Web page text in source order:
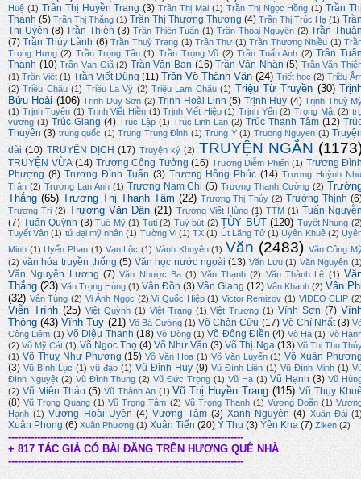
Huệ (1) Trần Thị Huyền Trang (3) Trần Thị Mai (1) Trần Thị Ngọc Hồng (1) Trần
Thanh (5) Trần Thị Thắng (1) Trần Thị Thương Thương (4) Trần Thị Trúc Hạ (1)
Thị Uyên (8) Trần Thiện (3) Trần Thiện Tuấn (1) Trần Thoại Nguyên (2) Trần
(7) Trần Thúy Lành (6) Trần Thuỳ Trang (1) Trần Thư (1) Trần Thương Nhiều (1)
Trọng Hưng (2) Trần Trọng Tân (1) Trần Trọng Vũ (2) Trần Tuấn Anh (2) Trần
Thanh (10) Trần Vạn Giã (2) Trần Văn Bạn (16) Trần Văn Nhân (5) Trần Văn
(1) Trần Việt (1) Trần Viết Dũng (11) Trần Võ Thành Văn (24) Triết học (2) Triều
(2) Triều Châu (1) Triều La Vỹ (2) Triệu Lam Châu (1) Triệu Từ Truyền (30)
Bửu Hoài (106) Trịnh Duy Sơn (2) Trịnh Hoài Linh (5) Trịnh Huy (4) Trịnh Thuỳ
(1) Trịnh Tuyên (1) Trịnh Viết Hiền (1) Trịnh Viết Hiệp (1) Trịnh Yến (2) Trọng Mật (2)
vương (1) Trúc Giang (4) Trúc Lập (1) Trúc Linh Lan (2) Trúc Thanh Tâm (12)
Thuyên (3) trung quốc (1) Trung Trung Đỉnh (1) Trung Y (1) Truong Nguyen (1)
dài (10) TRUYỆN DỊCH (17) Truyện ký (2) TRUYỆN NGẮN
TRUYỆN VỪA (14) Trương Công Tưởng (16) Trương Diễm Phiến (1) Trương
Phượng (8) Trương Đình Tuấn (3) Trương Hồng Phúc (14) Trương Huỳnh
Trân (2) Trương Lan Anh (1) Trương Nam Chi (5) Trương Thanh Cường (2)
Thắng (65) Trương Thị Thanh Tâm (22) Trương Thị Thúy (2) Trường Thịnh
Trương Tri (2) Trương Văn Dân (21) Trương Viết Hùng (1) TTM (1) Tuấn
(7) Tuấn Quỳnh (3) Tuệ Mỹ (1) Tuti (2) Tuỳ bút (2) TÙY BÚT (120) Tuyết Nhung
Tuyết Vân (1) tứ đại mỹ nhân (1) Tường Vi (1) TX (1) Út Lãng Tử (1) Uyên Khuê (2)
Minh (1) Uyển Phan (1) Vạn Lộc (1) Vành Khuyên (1) Văn (2483) Văn Công
(2) văn hóa truyền thống (5) Văn học nước ngoài (13) Văn Lưu (1) Văn Nguyên
Văn Nguyên Lương (7) Văn Nhược Ba (1) Văn Thạnh (2) Văn Thành Lê (1)
Thắng (23) Văn Trọng Hùng (1) Vân Đồn (3) Vân Giang (12) Vân Khanh (2) Vân
(32) Vân Tùng (2) Vi Ánh Ngọc (2) Vi Quốc Hiệp (1) Victor Remizov (1) VIDEO CLIP
Viễn Trình (25) Việt Quỳnh (1) Việt Trang (1) Việt Trương (1) Vĩnh Sơn (7)
Thông (43) Vĩnh Tuy (21) Võ Bá Cường (1) Võ Chân Cửu (17) Võ Chí Nhất (3)
Công Liêm (1) Võ Diệu Thanh (18) Võ Dõng (1) Võ Đông Điền (4) Võ Hà (1) Võ
(2) Võ Mỹ Cát (1) Võ Ngọc Thọ (4) Võ Như Văn (3) Võ Thị Nga (13) Võ Thị Thu
(1) Võ Thuỵ Như Phương (15) Võ Văn Hoa (1) Võ Văn Luyến (1) Võ Xuân
(3) Vũ Bình Lục (1) vũ đạo (1) Vũ Đình Huy (9) Vũ Đình Liên (1) Vũ Đình Minh (1)
Đình Nguyệt (2) Vũ Đình Thung (2) Vũ Đức Trọng (1) Vũ Hạ (1) Vũ Hạnh (3) Vũ
(2) Vũ Miên Thảo (5) Vũ Thành An (1) Vũ Thị Huyền Trang (115) Vũ Thụy
(8) Vũ Trọng Quang (1) Vũ Trọng Tâm (2) Vũ Trọng Thanh (1) Vương Doãn (1)
Hạnh (1) Vương Hoài Uyên (4) Vương Tâm (3) Xanh Nguyên (4) Xuân Đài
Xuân Phong (6) Xuân Phương (1) Xuân Tiến (20) Ý Thu (3) Yên Kha (7) Ziken (2)
-------------------------------------------------------------------------
+ 817 TÁC GIẢ CÓ BÀI ĐĂNG TRÊN HƯƠNG QUÊ NHÀ
-------------------------------------------------------------------------